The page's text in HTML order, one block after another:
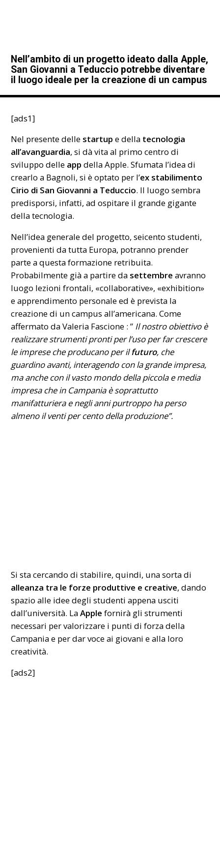
Nell’ambito di un progetto ideato dalla Apple,
San Giovanni a Teduccio potrebbe diventare
il luogo ideale per la creazione di un campus
[ads1]
Nel presente delle startup e della tecnologia
all’avanguardia, si dà vita al primo centro di
sviluppo delle app della Apple. Sfumata l’idea di
crearlo a Bagnoli, si è optato per l’ex stabilimento
Cirio di San Giovanni a Teduccio. Il luogo sembra
predisporsi, infatti, ad ospitare il grande gigante
della tecnologia.
Nell’idea generale del progetto, seicento studenti,
provenienti da tutta Europa, potranno prender
parte a questa formazione retribuita.
Probabilmente già a partire da settembre avranno
luogo lezioni frontali, «collaborative», «exhibition»
e apprendimento personale ed è prevista la
creazione di un campus all’americana. Come
affermato da Valeria Fascione : ” Il nostro obiettivo è
realizzare strumenti pronti per l’uso per far crescere
le imprese che producano per ilfuturo, che
guardino avanti, interagendo con la grande impresa,
ma anche con il vasto mondo della piccola e media
impresa che in Campania è soprattutto
manifatturiera e negli anni purtroppo ha perso
almeno il venti per cento della produzione”.
Si sta cercando di stabilire, quindi, una sorta di
alleanza tra le forze produttive e creative, dando
spazio alle idee degli studenti appena usciti
dall’università. LaApple fornirà gli strumenti
necessari per valorizzare i punti di forza della
Campania e per dar voce ai giovani e alla loro
creatività.
[ads2]